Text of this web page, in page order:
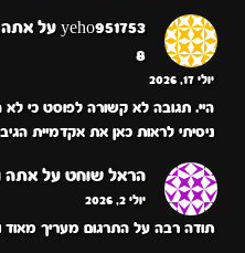
yeho951753 על
8
יולי 17, 2026
היי. תגובה לא קשורה לפוסט כי
ניסיתי לראות כאן את אקדמיית
הראל שוחט על אתה
יולי 2, 2026
תודה רבה על התרגום מעריך